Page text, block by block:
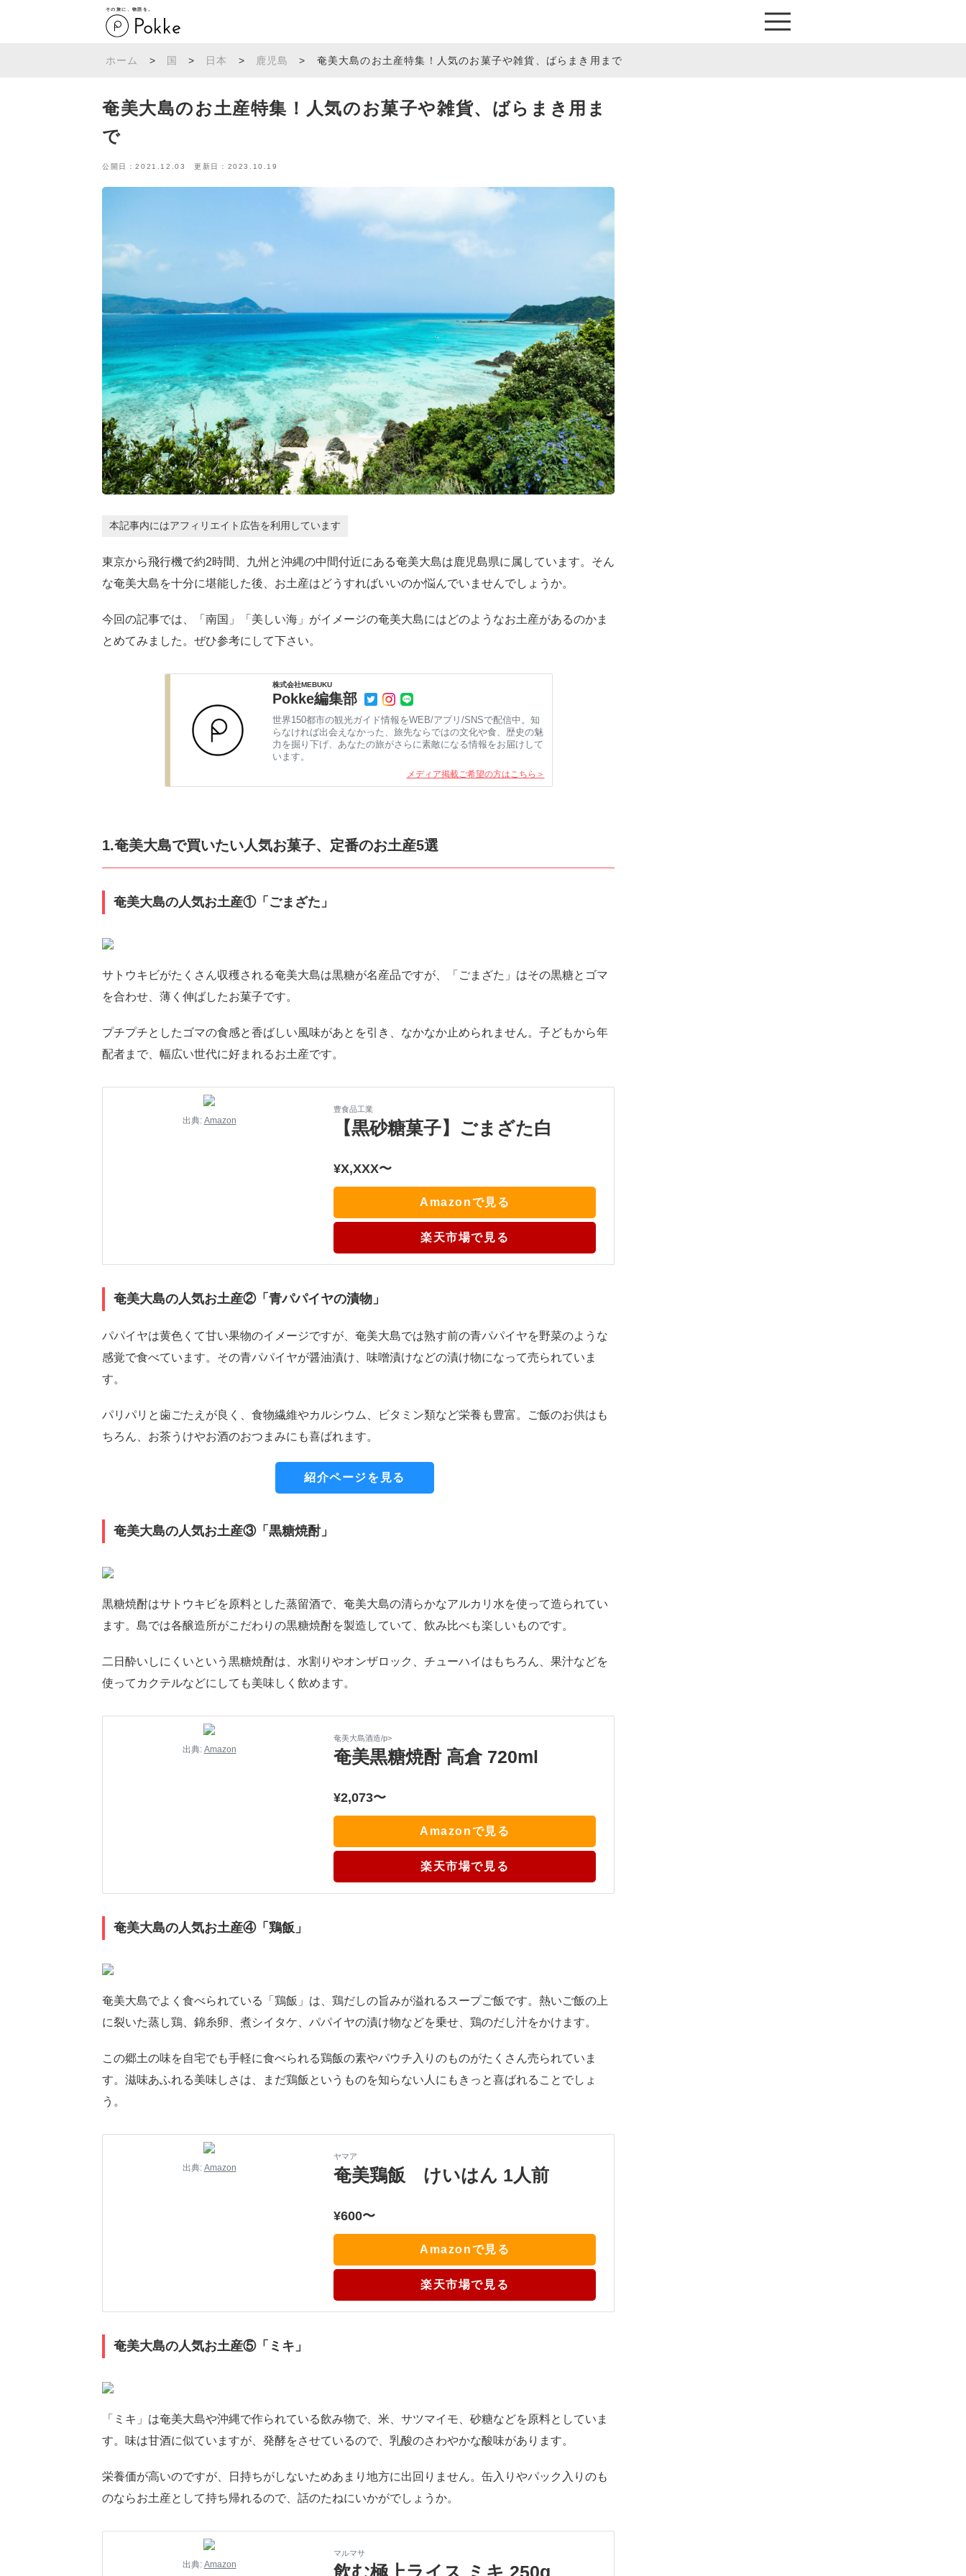
その旅に、物語を。
ホーム > 国 > 日本 > 鹿児島 > 奄美大島のお土産特集！人気のお菓子や雑貨、ばらまき用まで
奄美大島のお土産特集！人気のお菓子や雑貨、ばらまき用ま
で
公開日：2021.12.03 更新日：2023.10.19
本記事内にはアフィリエイト広告を利用しています
東京から飛行機で約2時間、九州と沖縄の中間付近にある奄美大島は鹿児島県に属しています。そん
な奄美大島を十分に堪能した後、お土産はどうすればいいのか悩んでいませんでしょうか。
今回の記事では、「南国」「美しい海」がイメージの奄美大島にはどのようなお土産があるのかま
とめてみました。ぜひ参考にして下さい。
株式会社MEBUKU
Pokke編集部
世界150都市の観光ガイド情報をWEB/アプリ/SNSで配信中。知
らなければ出会えなかった、旅先ならではの文化や食、歴史の魅
力を掘り下げ、あなたの旅がさらに素敵になる情報をお届けして
います。
メディア掲載ご希望の方はこちら＞
1.奄美大島で買いたい人気お菓子、定番のお土産5選
奄美大島の人気お土産①「ごまざた」
サトウキビがたくさん収穫される奄美大島は黒糖が名産品ですが、「ごまざた」はその黒糖とゴマ
を合わせ、薄く伸ばしたお菓子です。
プチプチとしたゴマの食感と香ばしい風味があとを引き、なかなか止められません。子どもから年
配者まで、幅広い世代に好まれるお土産です。
出典: Amazon
豊食品工業
【黒砂糖菓子】ごまざた白
¥X,XXX〜
Amazonで見る
楽天市場で見る
奄美大島の人気お土産②「青パパイヤの漬物」
パパイヤは黄色くて甘い果物のイメージですが、奄美大島では熟す前の青パパイヤを野菜のような
感覚で食べています。その青パパイヤが醤油漬け、味噌漬けなどの漬け物になって売られていま
す。
パリパリと歯ごたえが良く、食物繊維やカルシウム、ビタミン類など栄養も豊富。ご飯のお供はも
ちろん、お茶うけやお酒のおつまみにも喜ばれます。
紹介ページを見る
奄美大島の人気お土産③「黒糖焼酎」
黒糖焼酎はサトウキビを原料とした蒸留酒で、奄美大島の清らかなアルカリ水を使って造られてい
ます。島では各醸造所がこだわりの黒糖焼酎を製造していて、飲み比べも楽しいものです。
二日酔いしにくいという黒糖焼酎は、水割りやオンザロック、チューハイはもちろん、果汁などを
使ってカクテルなどにしても美味しく飲めます。
出典: Amazon
奄美大島酒造/p>
奄美黒糖焼酎 高倉 720ml
¥2,073〜
Amazonで見る
楽天市場で見る
奄美大島の人気お土産④「鶏飯」
奄美大島でよく食べられている「鶏飯」は、鶏だしの旨みが溢れるスープご飯です。熱いご飯の上
に裂いた蒸し鶏、錦糸卵、煮シイタケ、パパイヤの漬け物などを乗せ、鶏のだし汁をかけます。
この郷土の味を自宅でも手軽に食べられる鶏飯の素やパウチ入りのものがたくさん売られていま
す。滋味あふれる美味しさは、まだ鶏飯というものを知らない人にもきっと喜ばれることでしょ
う。
出典: Amazon
ヤマア
奄美鶏飯 けいはん 1人前
¥600〜
Amazonで見る
楽天市場で見る
奄美大島の人気お土産⑤「ミキ」
「ミキ」は奄美大島や沖縄で作られている飲み物で、米、サツマイモ、砂糖などを原料としていま
す。味は甘酒に似ていますが、発酵をさせているので、乳酸のさわやかな酸味があります。
栄養価が高いのですが、日持ちがしないためあまり地方に出回りません。缶入りやパック入りのも
のならお土産として持ち帰れるので、話のたねにいかがでしょうか。
出典: Amazon
マルマサ
飲む極上ライス ミキ 250g
https://jp.pokke.in/blog/8938